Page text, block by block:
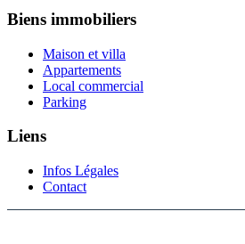
Biens immobiliers
Maison et villa
Appartements
Local commercial
Parking
Liens
Infos Légales
Contact